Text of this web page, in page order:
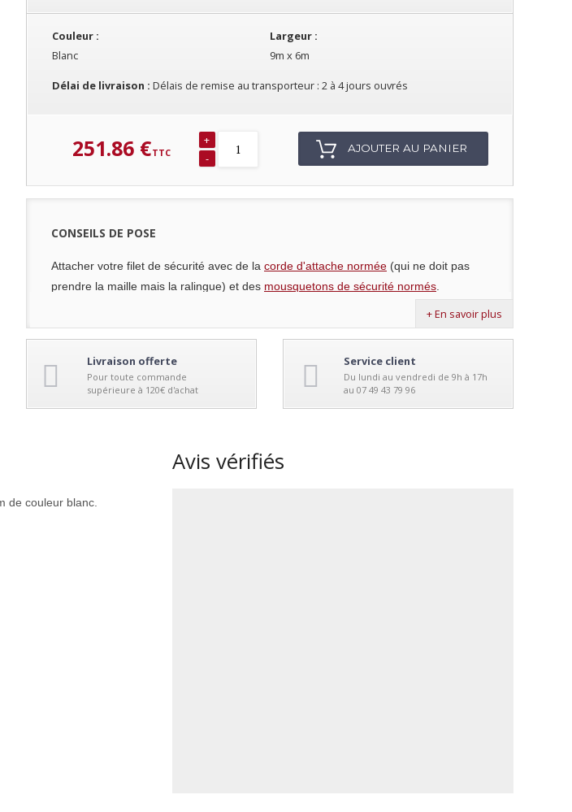
Couleur :
Blanc
Largeur :
9m x 6m
Délai de livraison : Délais de remise au transporteur : 2 à 4 jours ouvrés
251.86 €
+
-
AJOUTER AU PANIER
CONSEILS DE POSE
Attacher votre filet de sécurité avec de la corde d'attache normée (qui ne doit pas
prendre la maille mais la ralingue) et des mousquetons de sécurité normés
+ En savoir plus
Livraison offerte
Pour toute commande
supérieure à 120€ d'achat
Service client
Du lundi au vendredi de 9h à 17h
au 07 49 43 79 96
de couleur blanc.
Avis vérifiés